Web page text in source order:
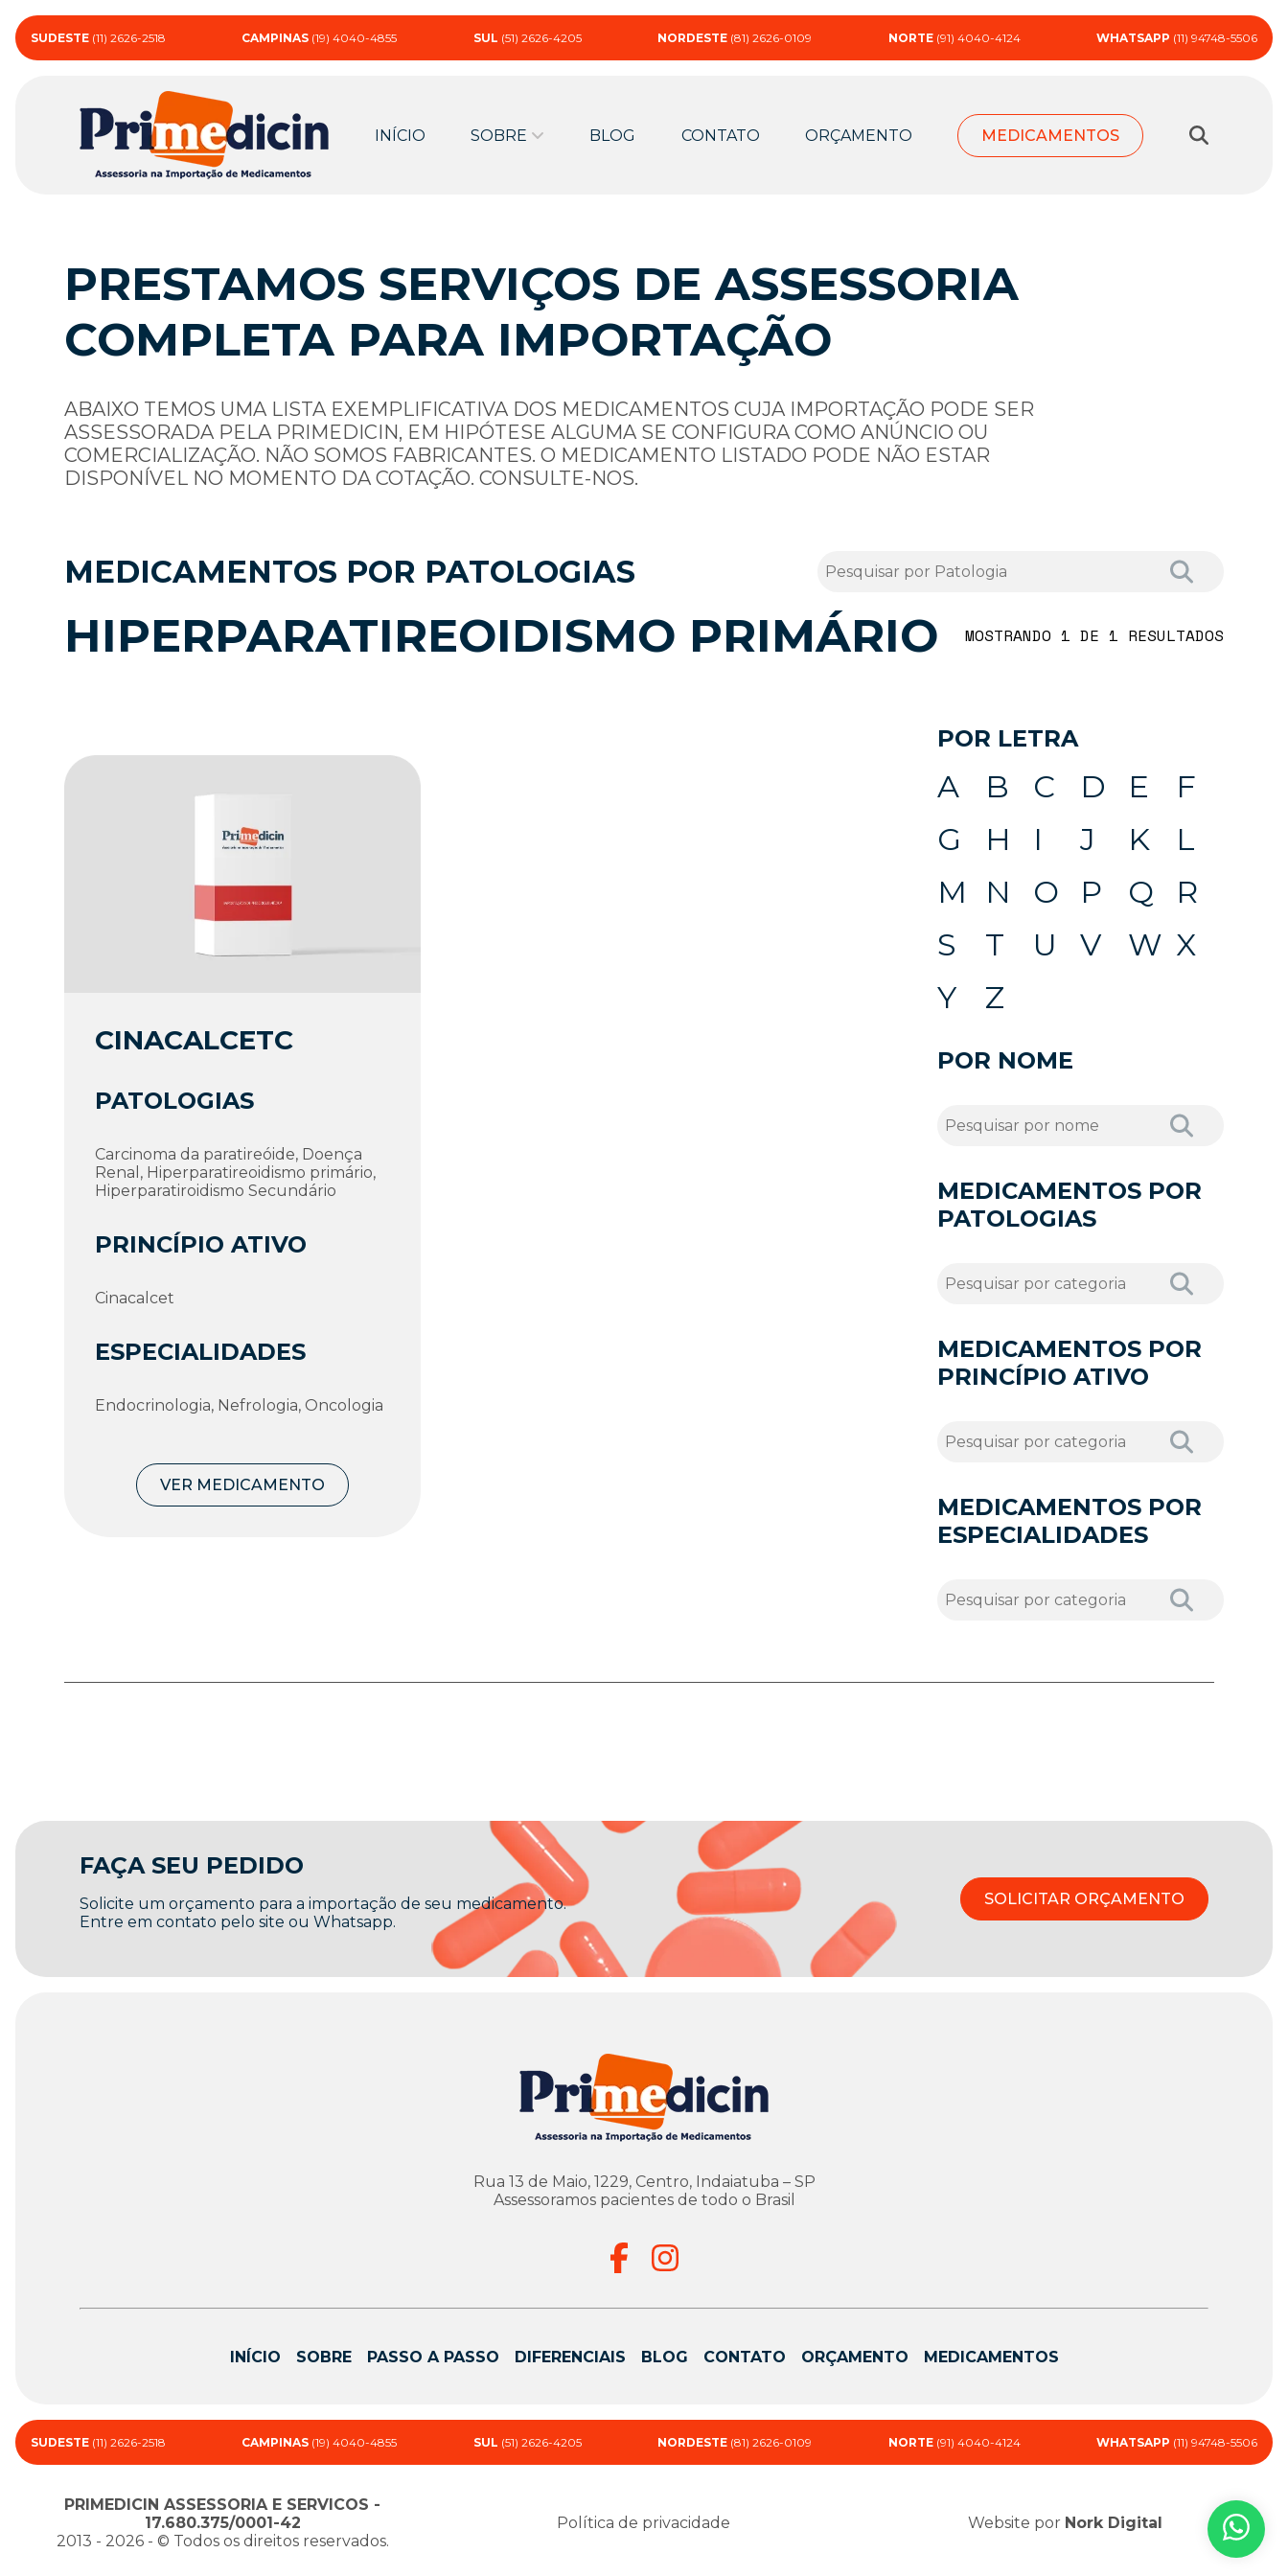
SUDESTE (11) 2626-2518 CAMPINAS (19) 4040-4855 SUL (51) 2626-4205 NORDESTE (81) 2626-0109 NORTE (91) 4040-4124 WHATSAPP (11) 94748-5506
INÍCIO SOBRE BLOG CONTATO ORÇAMENTO MEDICAMENTOS
PRESTAMOS SERVIÇOS DE ASSESSORIA
COMPLETA PARA IMPORTAÇÃO
ABAIXO TEMOS UMA LISTA EXEMPLIFICATIVA DOS MEDICAMENTOS CUJA IMPORTAÇÃO PODE SER
ASSESSORADA PELA PRIMEDICIN, EM HIPÓTESE ALGUMA SE CONFIGURA COMO ANÚNCIO OU
COMERCIALIZAÇÃO. NÃO SOMOS FABRICANTES. O MEDICAMENTO LISTADO PODE NÃO ESTAR
DISPONÍVEL NO MOMENTO DA COTAÇÃO. CONSULTE-NOS.
MEDICAMENTOS POR PATOLOGIAS
HIPERPARATIREOIDISMO PRIMÁRIO MOSTRANDO 1 DE 1 RESULTADOS
CINACALCETC
PATOLOGIAS
Carcinoma da paratireóide, Doença
Renal, Hiperparatireoidismo primário,
Hiperparatiroidismo Secundário
PRINCÍPIO ATIVO
Cinacalcet
ESPECIALIDADES
Endocrinologia, Nefrologia, Oncologia
VER MEDICAMENTO
POR LETRA
A B C D E
F
G
H I J K
L
M
N O P Q
R
S
T U V W X
Y
Z
POR NOME
MEDICAMENTOS POR
PATOLOGIAS
MEDICAMENTOS POR
PRINCÍPIO ATIVO
MEDICAMENTOS POR
ESPECIALIDADES
FAÇA SEU PEDIDO
Solicite um orçamento para a importação de seu medicamento.
Entre em contato pelo site ou Whatsapp.
SOLICITAR ORÇAMENTO
Rua 13 de Maio, 1229, Centro, Indaiatuba – SP
Assessoramos pacientes de todo o Brasil
INÍCIO SOBRE PASSO A PASSO DIFERENCIAIS BLOG CONTATO ORÇAMENTO MEDICAMENTOS
SUDESTE (11) 2626-2518 CAMPINAS (19) 4040-4855 SUL (51) 2626-4205 NORDESTE (81) 2626-0109 NORTE (91) 4040-4124 WHATSAPP (11) 94748-5506
PRIMEDICIN ASSESSORIA E SERVICOS -
17.680.375/0001-42
2013 - 2026 - ©️ Todos os direitos reservados.
Política de privacidade Website por Nork Digital